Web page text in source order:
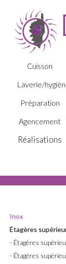
Cuisson
Laverie/
Préparation
Agencement
Réalisations
Inox
Étagères
- Étagères
- Étagères